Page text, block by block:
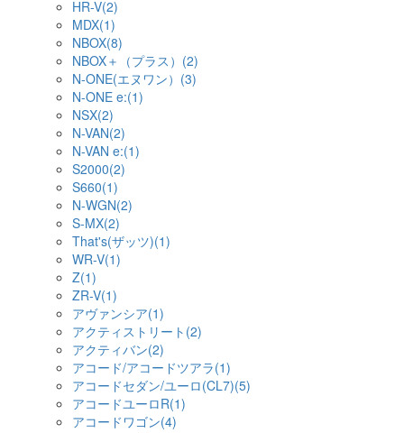
HR-V(2)
MDX(1)
NBOX(8)
NBOX＋（プラス）(2)
N-ONE(エヌワン）(3)
N-ONE e:(1)
NSX(2)
N-VAN(2)
N-VAN e:(1)
S2000(2)
S660(1)
N-WGN(2)
S-MX(2)
That's(ザッツ)(1)
WR-V(1)
Z(1)
ZR-V(1)
アヴァンシア(1)
アクティストリート(2)
アクティバン(2)
アコード/アコードツアラ(1)
アコードセダン/ユーロ(CL7)(5)
アコードユーロR(1)
アコードワゴン(4)